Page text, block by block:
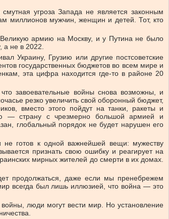
угроза Запада не является законным
миллионов мужчин, женщин и детей. Тот, кто
Великую армию на Москву, и у Путина не было
а не в 2022.
Украину, Грузию или другие постсоветские
государственных бюджетов во всем мире и
эта цифра находится где-то в районе 20
завоевательные войны снова возможны, и
резко увеличить свой оборонный бюджет,
вместо этого пойдут на танки, ракеты и
— страну с чрезмерно большой армией и
глобальный порядок не будет нарушен его
не готов к одной важнейшей вещи: мужеству
признать свою ошибку и реагирует на
мирных жителей до смерти в их домах.
продолжаться, даже если мы пренебрежем
всегда был лишь иллюзией, что война — это
люди могут вести мир. Но установление